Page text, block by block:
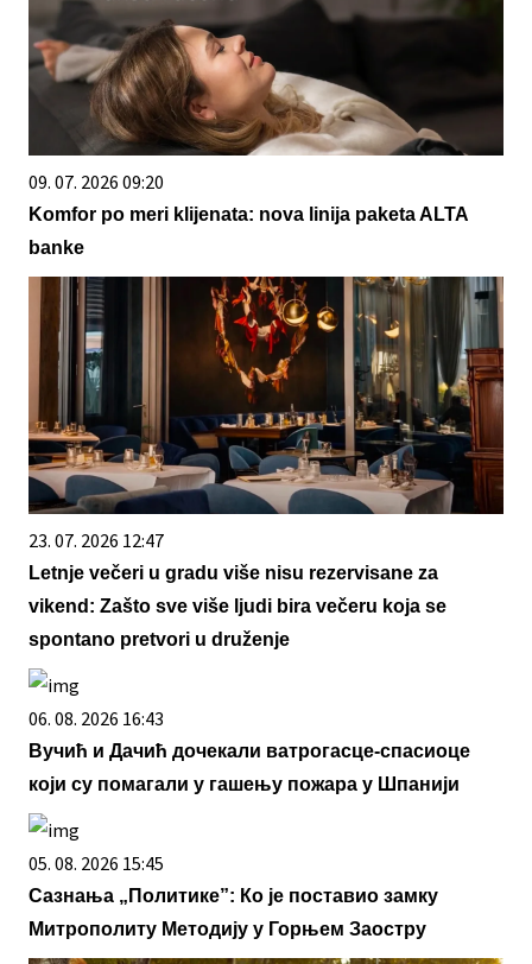
09. 07. 2026 09:20
Komfor po meri klijenata: nova linija paketa ALTA
banke
23. 07. 2026 12:47
Letnje večeri u gradu više nisu rezervisane za
vikend: Zašto sve više ljudi bira večeru koja se
spontano pretvori u druženje
06. 08. 2026 16:43
Вучић и Дачић дочекали ватрогасце-спасиоце
који су помагали у гашењу пожара у Шпанији
05. 08. 2026 15:45
Сазнања „Политике”: Ко је поставио замку
Митрополиту Методију у Горњем Заостру